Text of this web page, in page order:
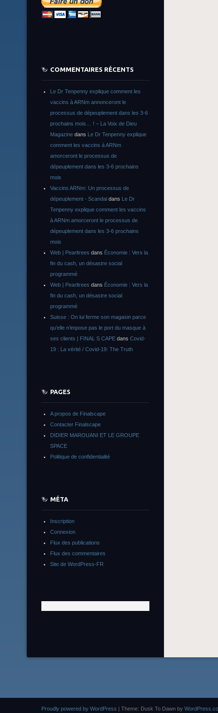
COMMENTAIRES RÉCENTS
Le Dr Tenpenny explique comment les
vaccins à ARNm annonceront le
processus de dépeuplement dans les 3-6
prochains mois… ! – La Voix de Dieu
Magazine dans Le Dr Tenpenny explique
comment les vaccins à ARNm
amorceront le processus de
dépeuplement dans les 3-6 prochains
mois
Vaccins ARNm: Un processus de
dépeuplement - Scandal dans Le Dr
Tenpenny explique comment les vaccins
à ARNm amorceront le processus de
dépeuplement dans les 3-6 prochains
mois
Web | Pearltrees dans Économie : Vers la
fin du cash, un désastre social
programmé
Web | Pearltrees dans Économie : Vers la
fin du cash, un désastre social
programmé
Suisse : On lui ferme son magasin parce
qu’elle n’impose pas le port du masque à
ses clients | FINAL S CAPE dans Covid-
19 : La vérité / Covid-19: The Truth
PAGES
A propos de Finalscape
Contacter Finalscape
DIDIER MAROUANI ET LE GROUPE
SPACE
Politique de confidentialité
MÉTA
Inscription
Connexion
Flux des publications
Flux des commentaires
Site de WordPress-FR
Proudly powered by WordPress | Theme: Dusk To Dawn by